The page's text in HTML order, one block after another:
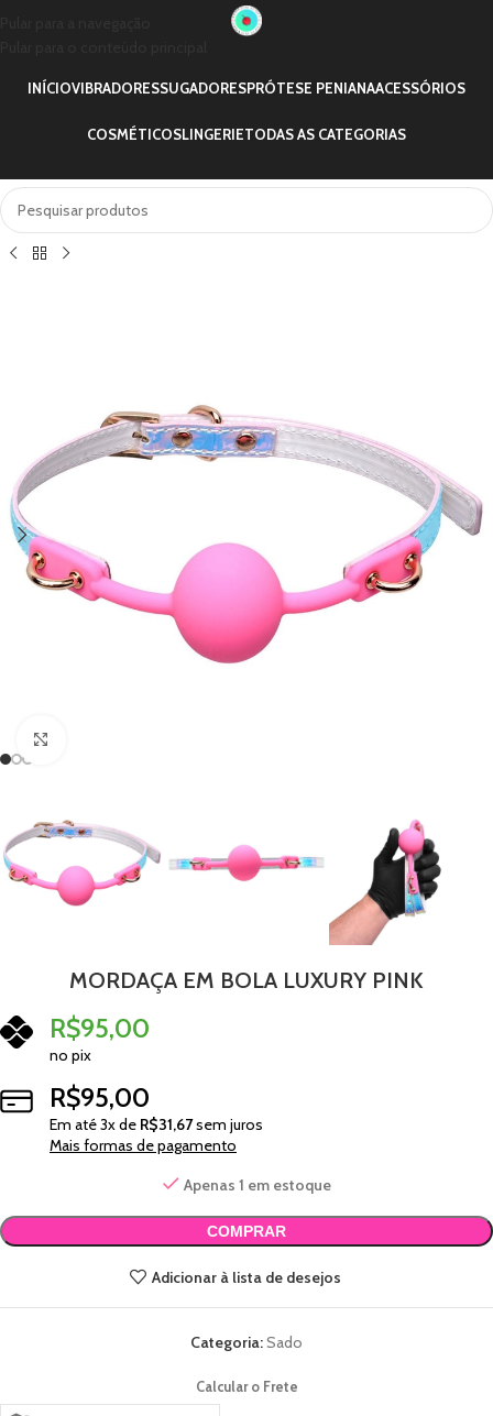
INÍCIOVIBRADORESSUGADORESPRÓTESE PENIANAACESSÓRIOS
COSMÉTICOSLINGERIETODAS AS CATEGORIAS
MORDAÇA EM BOLA LUXURY PINK
R$95,00
no pix
R$95,00
Em até3x de R$31,67sem juros
Mais formas de pagamento
Apenas 1 em estoque
COMPRAR
Adicionar à lista de desejos
Categoria:Sado
Calcular o Frete